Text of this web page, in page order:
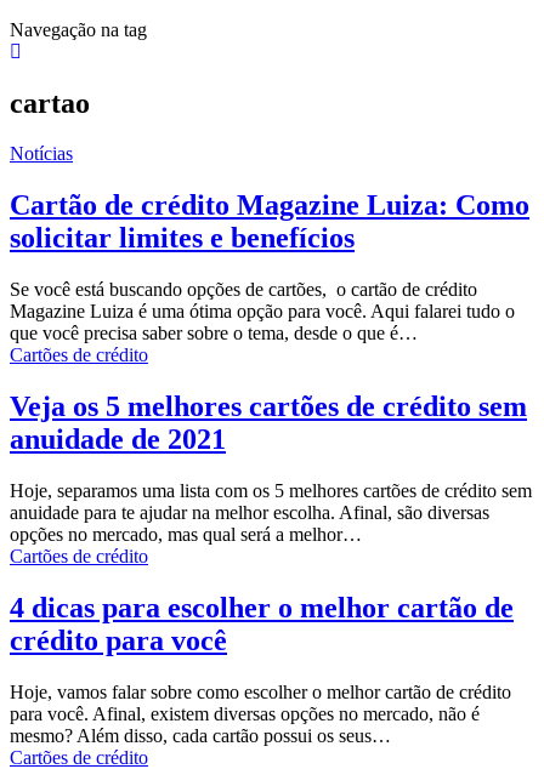
Navegação na tag
cartao
Notícias
Cartão de crédito Magazine Luiza: Como
solicitar limites e benefícios
Se você está buscando opções de cartões, o cartão de crédito
Magazine Luiza é uma ótima opção para você. Aqui falarei tudo o
que você precisa saber sobre o tema, desde o que é…
Cartões de crédito
Veja os 5 melhores cartões de crédito sem
anuidade de 2021
Hoje, separamos uma lista com os 5 melhores cartões de crédito sem
anuidade para te ajudar na melhor escolha. Afinal, são diversas
opções no mercado, mas qual será a melhor…
Cartões de crédito
4 dicas para escolher o melhor cartão de
crédito para você
Hoje, vamos falar sobre como escolher o melhor cartão de crédito
para você. Afinal, existem diversas opções no mercado, não é
mesmo? Além disso, cada cartão possui os seus…
Cartões de crédito